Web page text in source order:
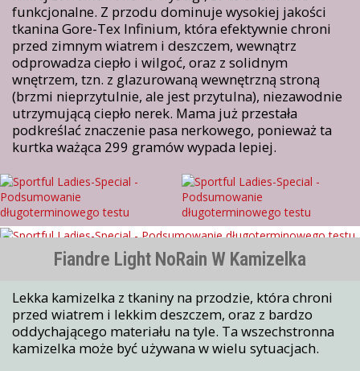
funkcjonalne. Z przodu dominuje wysokiej jakości
tkanina Gore-Tex Infinium, która efektywnie chroni
przed zimnym wiatrem i deszczem, wewnątrz
odprowadza ciepło i wilgoć, oraz z solidnym
wnętrzem, tzn. z glazurowaną wewnętrzną stroną
(brzmi nieprzytulnie, ale jest przytulna), niezawodnie
utrzymującą ciepło nerek. Mama już przestała
podkreślać znaczenie pasa nerkowego, ponieważ ta
kurtka ważąca 299 gramów wypada lepiej.
Fiandre Light NoRain W Kamizelka
Lekka kamizelka z tkaniny na przodzie, która chroni
przed wiatrem i lekkim deszczem, oraz z bardzo
oddychającego materiału na tyle. Ta wszechstronna
kamizelka może być używana w wielu sytuacjach.